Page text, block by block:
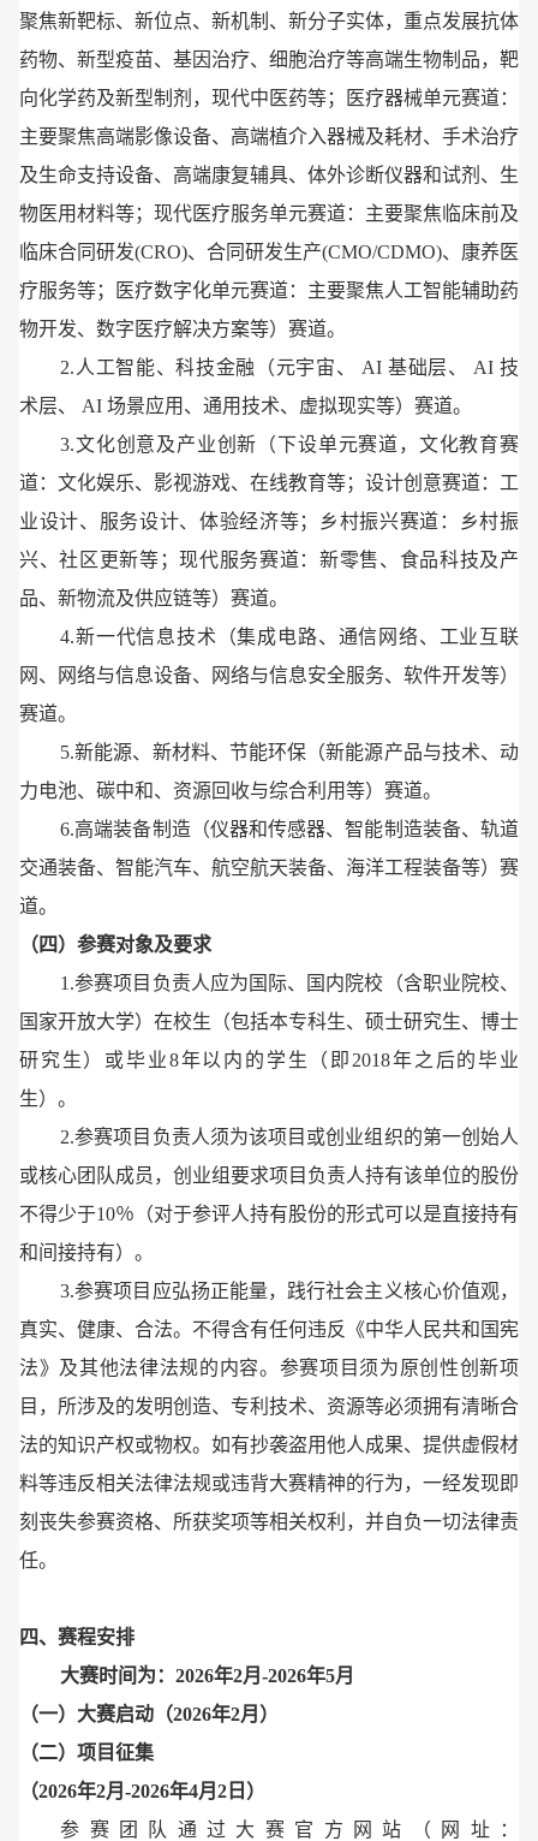
聚焦新靶标、新位点、新机制、新分子实体，重点发展抗体
药物、新型疫苗、基因治疗、细胞治疗等高端生物制品，靶
向化学药及新型制剂，现代中医药等；医疗器械单元赛道：
主要聚焦高端影像设备、高端植介入器械及耗材、手术治疗
及生命支持设备、高端康复辅具、体外诊断仪器和试剂、生
物医用材料等；现代医疗服务单元赛道：主要聚焦临床前及
临床合同研发(CRO)、合同研发生产(CMO/CDMO)、康养医
疗服务等；医疗数字化单元赛道：主要聚焦人工智能辅助药
物开发、数字医疗解决方案等）赛道。
2.人工智能、科技金融（元宇宙、 AI 基础层、 AI 技
术层、 AI 场景应用、通用技术、虚拟现实等）赛道。
3.文化创意及产业创新（下设单元赛道，文化教育赛
道：文化娱乐、影视游戏、在线教育等；设计创意赛道：工
业设计、服务设计、体验经济等；乡村振兴赛道：乡村振
兴、社区更新等；现代服务赛道：新零售、食品科技及产
品、新物流及供应链等）赛道。
4.新一代信息技术（集成电路、通信网络、工业互联
网、网络与信息设备、网络与信息安全服务、软件开发等）
赛道。
5.新能源、新材料、节能环保（新能源产品与技术、动
力电池、碳中和、资源回收与综合利用等）赛道。
6.高端装备制造（仪器和传感器、智能制造装备、轨道
交通装备、智能汽车、航空航天装备、海洋工程装备等）赛
道。
（四）参赛对象及要求
1.参赛项目负责人应为国际、国内院校（含职业院校、
国家开放大学）在校生（包括本专科生、硕士研究生、博士
研究生）或毕业8年以内的学生（即2018年之后的毕业
生）。
2.参赛项目负责人须为该项目或创业组织的第一创始人
或核心团队成员，创业组要求项目负责人持有该单位的股份
不得少于10％（对于参评人持有股份的形式可以是直接持有
和间接持有）。
3.参赛项目应弘扬正能量，践行社会主义核心价值观，
真实、健康、合法。不得含有任何违反《中华人民共和国宪
法》及其他法律法规的内容。参赛项目须为原创性创新项
目，所涉及的发明创造、专利技术、资源等必须拥有清晰合
法的知识产权或物权。如有抄袭盗用他人成果、提供虚假材
料等违反相关法律法规或违背大赛精神的行为，一经发现即
刻丧失参赛资格、所获奖项等相关权利，并自负一切法律责
任。
四、赛程安排
大赛时间为：2026年2月-2026年5月
（一）大赛启动（2026年2月）
（二）项目征集
（2026年2月-2026年4月2日）
参赛团队通过大赛官方网站（网址：